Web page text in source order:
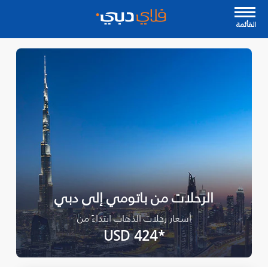
القأئمة
الرحلات من باتومي إلى دبي
أسعار رحلات الذهاب ابتداءً من
*USD 424